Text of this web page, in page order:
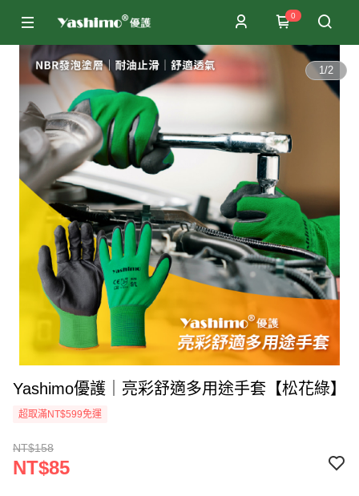
0
1/2
Yashimo優護｜亮彩舒適多用途手套【松花綠】
超取滿NT$599免運
NT$158
NT$85